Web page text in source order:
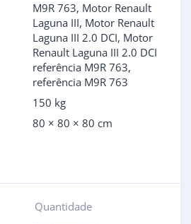
M9R 763, Motor Renault
Laguna III, Motor Renault
Laguna III 2.0 DCI, Motor
Renault Laguna III 2.0 DCI
referência M9R 763,
referência M9R 763
150 kg
80 × 80 × 80 cm
Quantidade